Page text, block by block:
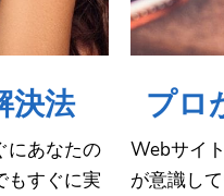
決法
にあなたの
もすぐに実
プロ
Webサイ
が意識し